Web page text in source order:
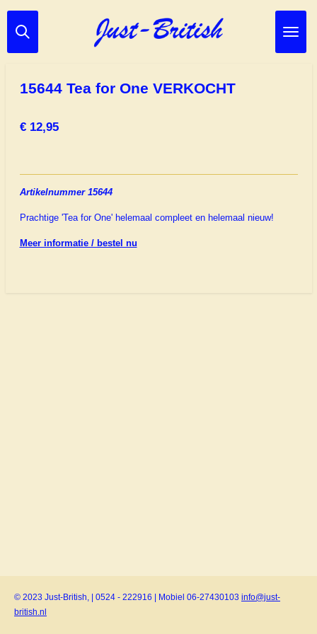
Ga
direct
15644 Tea for One VERKOCHT
€ 12,95
Artikelnummer 15644
Prachtige 'Tea for One' helemaal compleet en helemaal nieuw!
Meer informatie / bestel nu
© 2023 Just-British, | 0524 - 222916 | Mobiel 06-27430103 info@just-
british.nl